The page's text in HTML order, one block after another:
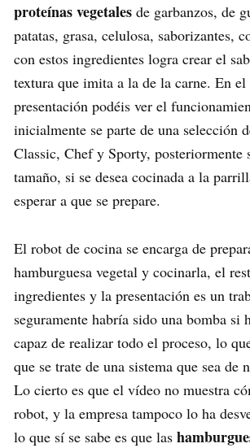
proteínas vegetales de garbanzos, de
patatas, grasa, celulosa, saborizantes,
con estos ingredientes logra crear el
textura que imita a la de la carne. En
presentación podéis ver el
inicialmente se parte de una selección
Classic, Chef y Sporty, posteriormente
tamaño, si se desea cocinada a la
esperar a que se prepare.
El robot de cocina se encarga de
hamburguesa vegetal y cocinarla, el
ingredientes y la presentación es un
seguramente habría sido una bomba si
capaz de realizar todo el proceso, lo
que se trate de una sistema que sea de
Lo cierto es que el vídeo no muestra
robot, y la empresa tampoco lo ha
lo que sí se sabe es que las